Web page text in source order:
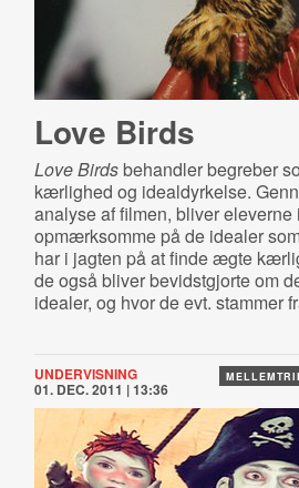
Love Birds
Love Birdsbehandler begreber
kærlighed og idealdyrkelse.
analyse af filmen, bliver eleverne
opmærksomme på de idealer
har i jagten på at finde ægte
de også bliver bevidstgjorte om
idealer, og hvor de evt. stammer
UNDERVISNING
01. DEC. 2011 | 13:36